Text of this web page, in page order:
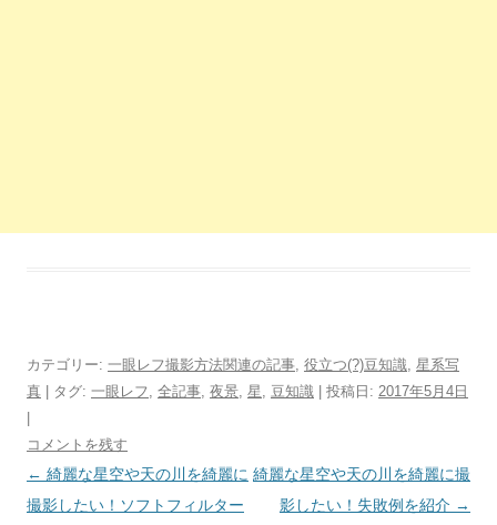
カテゴリー: 一眼レフ撮影方法関連の記事 役立つ(?)豆知識 星系写
真 | タグ: 一眼レフ 全記事 夜景 星 豆知識 | 投稿日: 2017年5月4日
コメントを残す
投
稿
← 綺麗な星空や天の川を綺麗に
撮影したい！ソフトフィルター
綺麗な星空や天の川を綺麗に撮
影したい！失敗例を紹介 →